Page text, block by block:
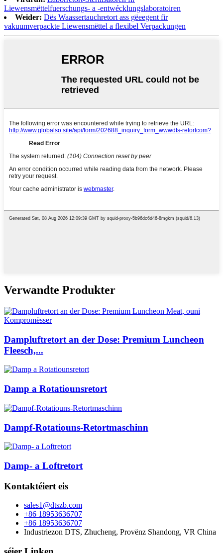
Liewensmëttelfuerschungs- a -entwécklungslaboratoiren
Weider: Dës Waassertauchretort ass gëeegent fir
vakuumverpackte Liewensmëttel a flexibel Verpackungen
Verwandte Produkter
Dampluftretort an der Dose: Premium Luncheon
Fleesch,...
Damp a Rotatiounsretort
Dampf-Rotatiouns-Retortmaschinn
Damp- a Loftretort
Kontaktéiert eis
sales1@dtszb.com
+86 18953636707
+86 18953636707
Industriezon DTS, Zhucheng, Provënz Shandong, VR China